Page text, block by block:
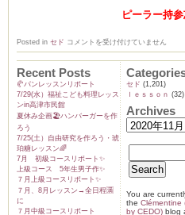
ピーラー持参
Posted in セド 11
中
級
コ
ー
ス
ッ
ン
風
景
♪
は
コメントを受け付けていません
Recent Posts
🥐パンレッスンリポート
7/29(水）福祉こども料理レッス
ンin高津市民館
夏休み企画🏖️ハンバーガーを作
ろう
7/25(土）自由研究を作ろう・琥
珀糖レッスン🌈
7月 初級コースリポート✨️
上級コース 5年生男子作✨️
７月上級コースリポート✨️
７月、8月レッスン→全日程🈵
に
７月中級コースリポート
セド (1,201)
ｌｅｓｓｏｎ (32)
Archives
You are
the Clémentine
by CEDO)blog